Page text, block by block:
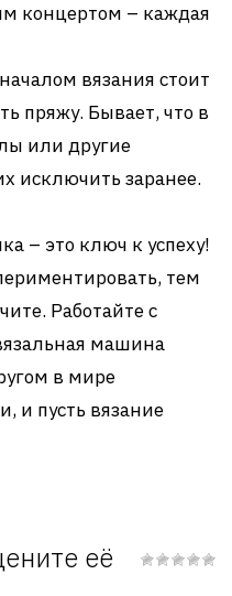
концертом – каждая
вязания стоит
пряжу. Бывает, что в
или другие
исключить заранее.
– это ключ к успеху!
тем
Работайте с
машина
в мире
и пусть вязание
её